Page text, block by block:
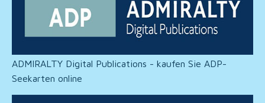
ADMIRALTY Digital Publications - kaufen Sie ADP-
Seekarten online